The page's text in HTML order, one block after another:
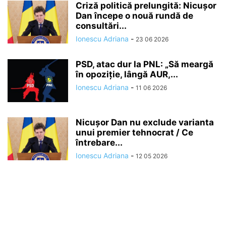
Criză politică prelungită: Nicușor
Dan începe o nouă rundă de
consultări...
Ionescu Adriana - 23 06 2026
PSD, atac dur la PNL: „Să meargă
în opoziție, lângă AUR,...
Ionescu Adriana - 11 06 2026
Nicușor Dan nu exclude varianta
unui premier tehnocrat / Ce
întrebare...
Ionescu Adriana - 12 05 2026